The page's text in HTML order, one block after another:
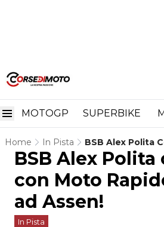
MOTOGP SUPERBIKE
Home In Pista
BSB Alex Polita
Rapido Ducati
BSB Alex Polita
con Moto
ad Assen!
In Pista